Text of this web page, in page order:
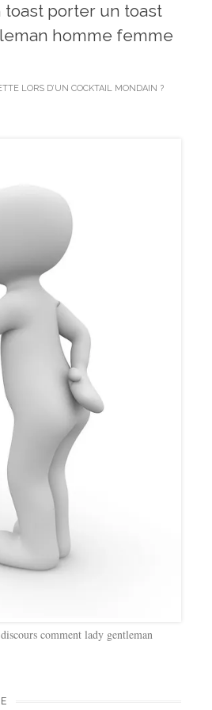
toast porter un toast
homme femme
LORS D’UN COCKTAIL MONDAIN ?
comment lady gentleman